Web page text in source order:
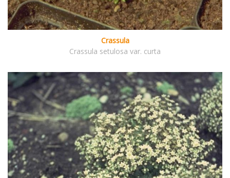
Crassula
Crassula setulosa var. curta